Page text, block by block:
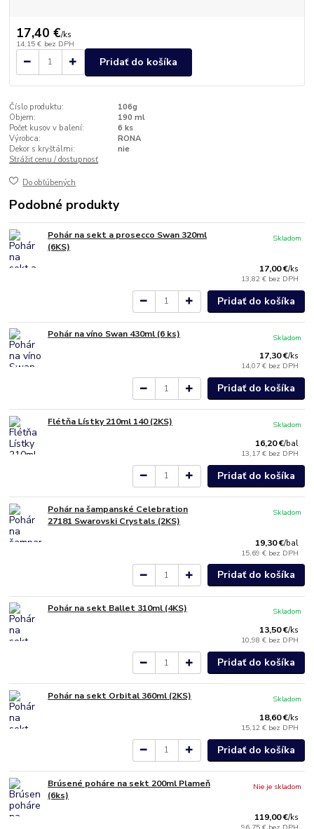
17,40 €/ks
14,15 € bez DPH
Pridať do košíka
Číslo produktu:
106g
Objem:
190 ml
Počet kusov v balení:
6 ks
Výrobca:
RONA
Dekor s kryštálmi:
nie
Strážiť cenu / dostupnosť
Do obľúbených
Podobné produkty
Pohár na sekt a prosecco Swan 320ml
(6KS)
17,00 €/ks
13,82 € bez DPH
Skladom
Pridať do košíka
Pohár na víno Swan 430ml (6 ks)
17,30 €/ks
14,07 € bez DPH
Skladom
Pridať do košíka
Flétňa Lístky 210ml 140 (2KS)
16,20 €/bal
13,17 € bez DPH
Skladom
Pridať do košíka
Pohár na šampanské Celebration
27181 Swarovski Crystals (2KS)
19,30 €/bal
15,69 € bez DPH
Skladom
Pridať do košíka
Pohár na sekt Ballet 310ml (4KS)
13,50 €/ks
10,98 € bez DPH
Skladom
Pridať do košíka
Pohár na sekt Orbital 360ml (2KS)
18,60 €/ks
15,12 € bez DPH
Skladom
Pridať do košíka
Brúsené poháre na sekt 200ml Plameň
(6ks)
119,00 €/ks
Nie je skladom